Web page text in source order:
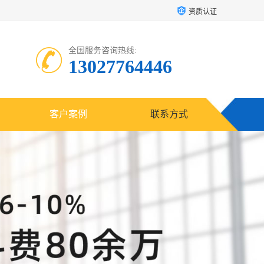
资质认证
全国服务咨询热线:
13027764446
客户案例 联系方式